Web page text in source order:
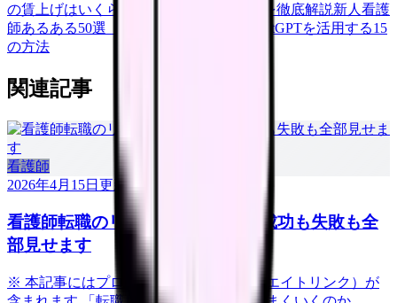
の賃上げはいくら？2026年度の最新情報を徹底解説新人看護
師あるある50選【共感必至】
看護師がChatGPTを活用する15
の方法
関連記事
看護師
2026年4月15日 更新
看護師転職のリアル体験談12選｜成功も失敗も全
部見せます
※ 本記事にはプロモーション（アフィリエイトリンク）が